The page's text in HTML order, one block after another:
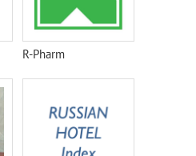
R-Pharm